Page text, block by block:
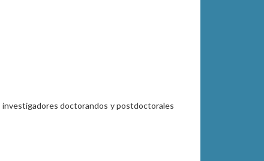
investigadores doctorandos y postdoctorales